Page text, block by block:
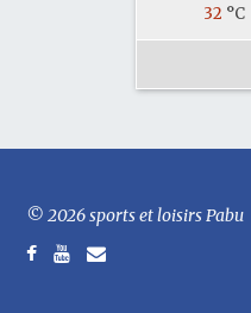
32 °C
© 2026 sports et loisirs Pabu